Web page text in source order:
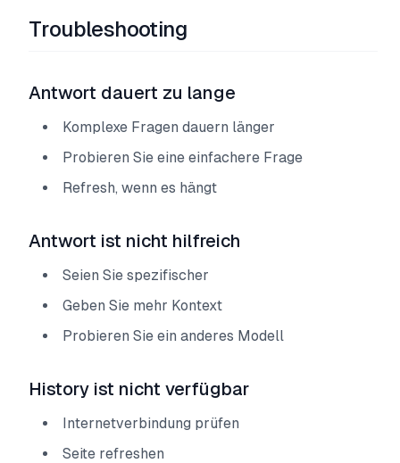
Troubleshooting
Antwort dauert zu lange
Komplexe Fragen dauern länger
Probieren Sie eine einfachere Frage
Refresh, wenn es hängt
Antwort ist nicht hilfreich
Seien Sie spezifischer
Geben Sie mehr Kontext
Probieren Sie ein anderes Modell
History ist nicht verfügbar
Internetverbindung prüfen
Seite refreshen